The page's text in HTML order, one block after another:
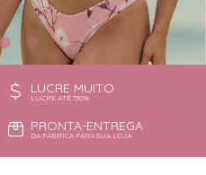
LUCRE MUITO
LUCRE ATÉ 150%
PRONTA-ENTREGA
DA FÁBRICA PARA SUA LOJA